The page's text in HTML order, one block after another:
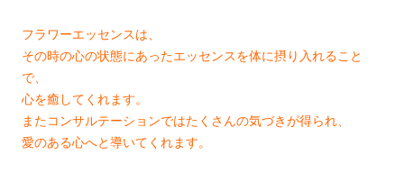
フラワーエッセンスは、
その時の心の状態にあったエッセンスを体に摂り入れること
で、
心を癒してくれます。
またコンサルテーションではたくさんの気づきが得られ、
愛のある心へと導いてくれます。